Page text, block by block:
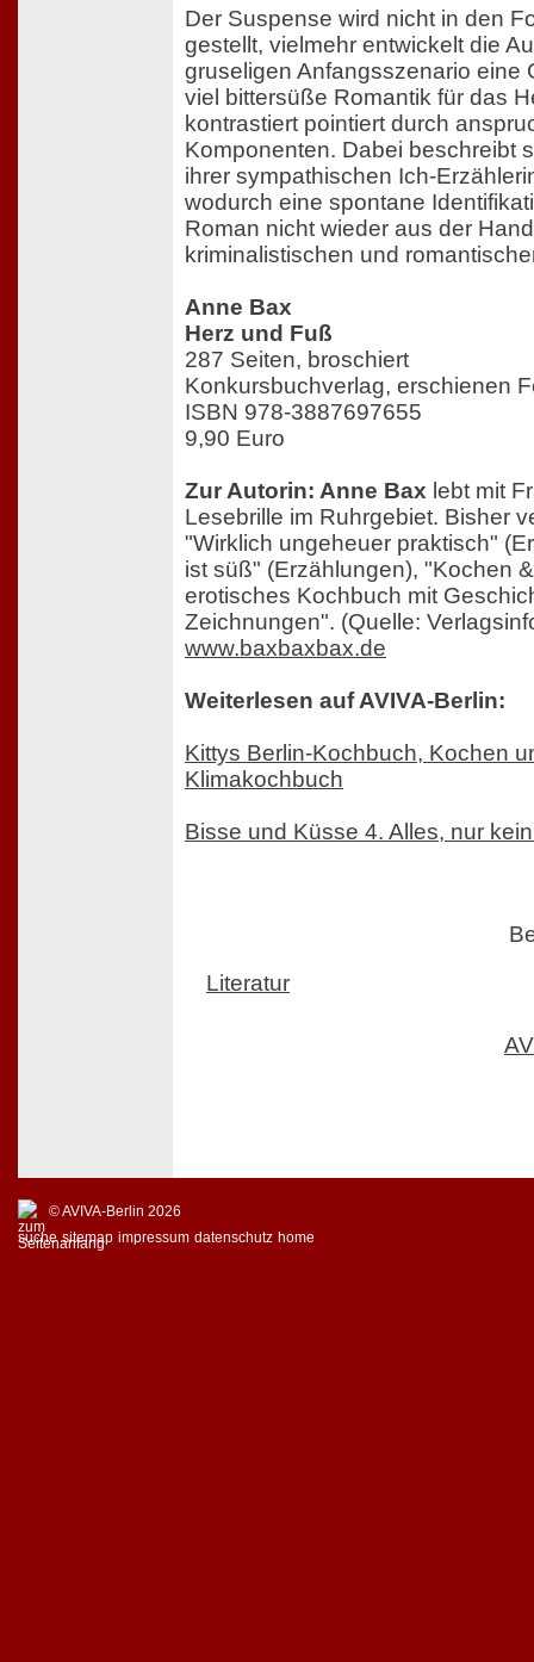
Der Suspense wird nicht in den
gestellt, vielmehr entwickelt die
gruseligen Anfangsszenario eine
viel bittersüße Romantik für das
kontrastiert pointiert durch
Komponenten. Dabei beschreibt
ihrer sympathischen Ich-
wodurch eine spontane
Roman nicht wieder aus der
kriminalistischen und
Anne Bax
Herz und Fuß
287 Seiten, broschiert
Konkursbuchverlag, erschienen
ISBN 978-3887697655
9,90 Euro
Zur Autorin: Anne Bax lebt mit
Lesebrille im Ruhrgebiet. Bisher
"Wirklich ungeheuer praktisch"
ist süß" (Erzählungen), "Kochen
erotisches Kochbuch mit
Zeichnungen". (Quelle:
www.baxbaxbax.de
Weiterlesen auf AVIVA-Berlin:
Kittys Berlin-Kochbuch, Kochen
Klimakochbuch
Bisse und Küsse 4. Alles, nur
Literatur
© AVIVA-Berlin 2026
suche sitemap impressum datenschutz home